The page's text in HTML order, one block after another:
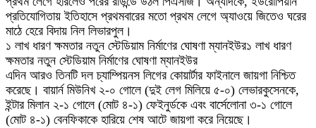
প্রতিযোগিতায় ইতিহাসে প্রথমবারের মতো প্রথম লেগে অ্যাওয়ে জিতেও ঘরের
মাঠে হেরে বিদায় নিল লিভারপুল।
১ লাখ ধারণ ক্ষমতার নতুন স্টেডিয়াম নির্মাণের ঘোষণা ম্যানইউর১ লাখ ধারণ
ক্ষমতার নতুন স্টেডিয়াম নির্মাণের ঘোষণা ম্যানইউর
এদিন আরও তিনটি দল চ্যাম্পিয়নস লিগের কোয়ার্টার ফাইনালে জায়গা নিশ্চিত
করেছে। বায়ার্ন মিউনিখ ২-০ গোলে (দুই লেগ মিলিয়ে ৫-০) লেভারকুসেনকে,
ইন্টার মিলান ২-১ গোলে (মোট ৪-১) ফেইনুর্ডকে এবং বার্সেলোনা ৩-১ গোলে
(মোট ৪-১) বেনফিকাকে হারিয়ে শেষ আটে জায়গা করে নিয়েছে।